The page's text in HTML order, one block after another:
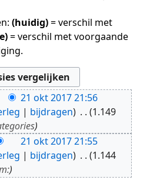
(huidig)= verschil met
= verschil met voorgaande
21 okt 2017 21:56
bijdragen
1.149
21 okt 2017 21:55
bijdragen
1.144